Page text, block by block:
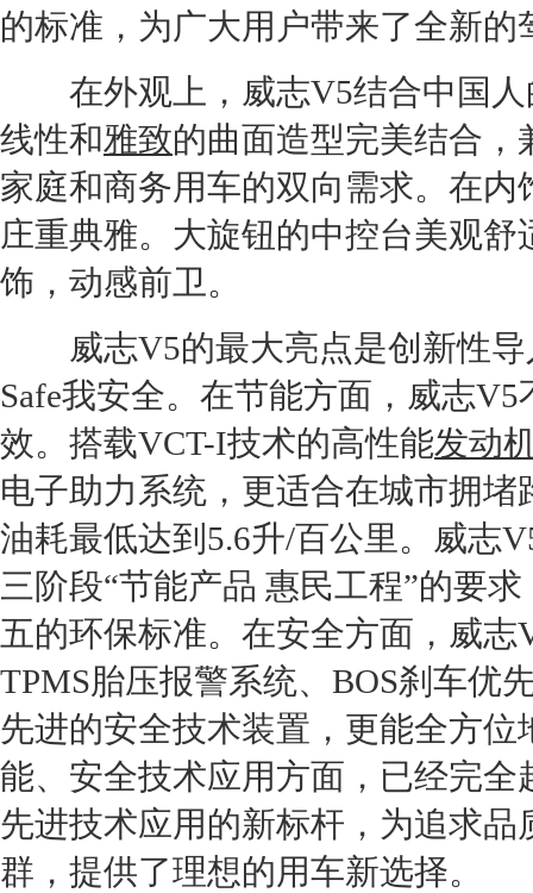
的标准，为广大用户带来了全新的
在外观上， 威志V5结合中国
线性和雅致的曲面造型完美结合
家庭和商务用车的双向需求。在内
庄重典雅。大旋钮的中控台美观
饰，动感前卫。
威志V5的最大亮点是创新性
Safe我安全。在节能方面， 威志V5
效。搭载VCT-I技术的高性能发动
电子助力系统，更适合在城市拥堵
油耗最低达到5.6升/百公里。 威志
三阶段“节能产品 惠民工程”的要
五的环保标准。在安全方面， 威志
TPMS胎压报警系统、BOS刹车优
先进的安全技术装置，更能全方
能、安全技术应用方面，已经完全
先进技术应用的新标杆，为追求
群，提供了理想的用车新选择。